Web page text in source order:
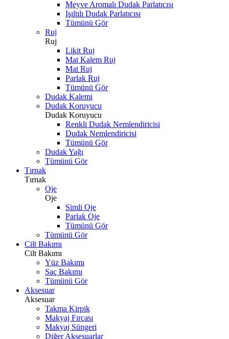
Meyve Aromalı Dudak Parlatıcısı
Işıltılı Dudak Parlatıcısı
Tümünü Gör
Ruj
Ruj
Likit Ruj
Mat Kalem Ruj
Mat Ruj
Parlak Ruj
Tümünü Gör
Dudak Kalemi
Dudak Koruyucu
Dudak Koruyucu
Renkli Dudak Nemlendiricisi
Dudak Nemlendiricisi
Tümünü Gör
Dudak Yağı
Tümünü Gör
Tırnak
Tırnak
Oje
Oje
Simli Oje
Parlak Oje
Tümünü Gör
Tümünü Gör
Cilt Bakımı
Cilt Bakımı
Yüz Bakımı
Saç Bakımı
Tümünü Gör
Aksesuar
Aksesuar
Takma Kirpik
Makyaj Fırçası
Makyaj Süngeri
Diğer Aksesuarlar